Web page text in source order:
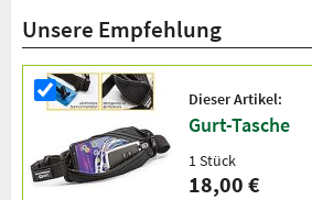
Unsere Empfehlung
Dieser Artikel:
Gurt-Tasche
1 Stück
18,00 €